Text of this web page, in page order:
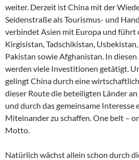
weiter. Derzeit ist China mit der
Seidenstraße als Tourismus- und
verbindet Asien mit Europa und führt
Kirgisistan, Tadschikistan,
Pakistan sowie Afghanistan. In
werden viele Investitionen getätigt.
gelingt China durch eine
dieser Route die beteiligten Länder
und durch das gemeinsame Interesse
Miteinander zu schaffen. One belt –
Motto.
Natürlich wächst allein schon durch